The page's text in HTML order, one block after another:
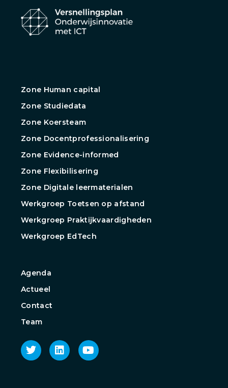
Zone Human capital
Zone Studiedata
Zone Koersteam
Zone Docentprofessionalisering
Zone Evidence-informed
Zone Flexibilisering
Zone Digitale leermaterialen
Werkgroep Toetsen op afstand
Werkgroep Praktijkvaardigheden
Werkgroep EdTech
Agenda
Actueel
Contact
Team